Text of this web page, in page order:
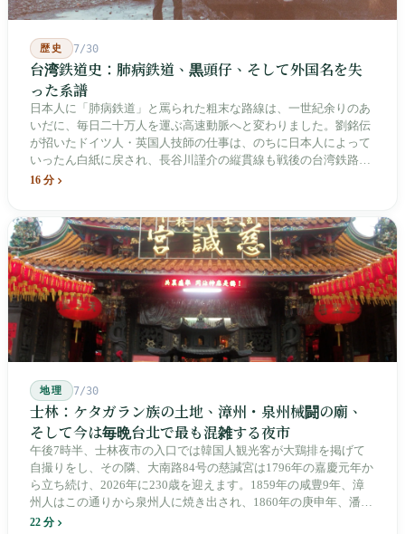
歴史 7/30
台湾鉄道史：肺病鉄道、黒頭仔、そして外国名を失
った系譜
日本人に「肺病鉄道」と罵られた粗末な路線は、一世紀余りのあ
いだに、毎日二十万人を運ぶ高速動脈へと変わりました。劉銘伝
が招いたドイツ人・英国人技師の仕事は、のちに日本人によって
いったん白紙に戻され、長谷川謹介の縦貫線も戦後の台湾鉄路に
よって改名・改番されました。どの世代も前の世代の記録を脚注
治スローガン、そしてようやくプユマ・タロコの世代になって、
先住民族の地名が再びレールの上に敷き戻されたのです。
16 分
地理 7/30
士林：ケタガラン族の土地、漳州・泉州械闘の廟、
そして今は毎晩台北で最も混雑する夜市
午後7時半、士林夜市の入口では韓国人観光客が大鶏排を掲げて
自撮りをし、その隣、大南路84号の慈諴宮は1796年の嘉慶元年か
ら立ち続け、2026年に230歳を迎えます。1859年の咸豊9年、漳
州人はこの通りから泉州人に焼き出され、1860年の庚申年、潘永
清は下樹林に大東路・大南路・大西路・大北路という四本の整然
22 分